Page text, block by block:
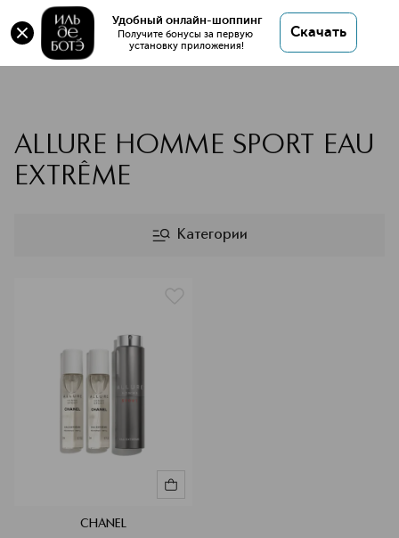
Удобный онлайн-шоппинг
Получите бонусы за первую
установку приложения!
Скачать
ALLURE HOMME SPORT EAU
EXTRÊME
Категории
CHANEL